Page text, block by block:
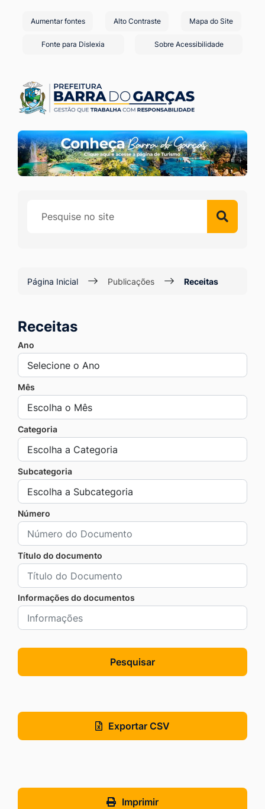
de
atalhos
links
de
acessibilidade
para
[alt+1]
Ir
para
o
menu
[alt+2]
rodapé
[alt+4]
Aumentar fontes Alto Contraste Mapa do Site
Fonte para Dislexia Sobre Acessibilidade
Página Inicial Publicações Receitas
Receitas
Ano
Mês
Categoria
Subcategoria
Número
Título do documento
Informações do documentos
Pesquisar
Exportar CSV
Imprimir